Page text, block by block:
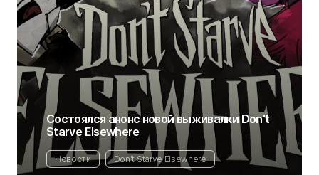
Состоялся анонс новой выживалки Don't
Starve Elsewhere
Новости Don't Starve Elsewhere